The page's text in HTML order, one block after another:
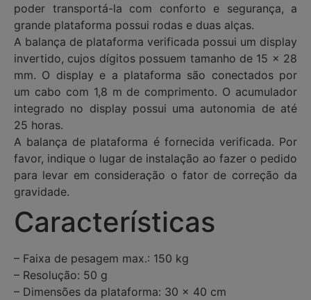
poder transportá-la com conforto e segurança, a
grande plataforma possui rodas e duas alças.
A balança de plataforma verificada possui um display
invertido, cujos dígitos possuem tamanho de 15 x 28
mm. O display e a plataforma são conectados por
um cabo com 1,8 m de comprimento. O acumulador
integrado no display possui uma autonomia de até
25 horas.
A balança de plataforma é fornecida verificada. Por
favor, indique o lugar de instalação ao fazer o pedido
para levar em consideração o fator de correção da
gravidade.
Características
– Faixa de pesagem max.: 150 kg
– Resolução: 50 g
– Dimensões da plataforma: 30 x 40 cm